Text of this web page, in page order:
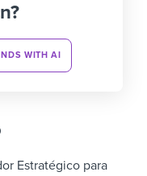
WITH AI
Estratégico para